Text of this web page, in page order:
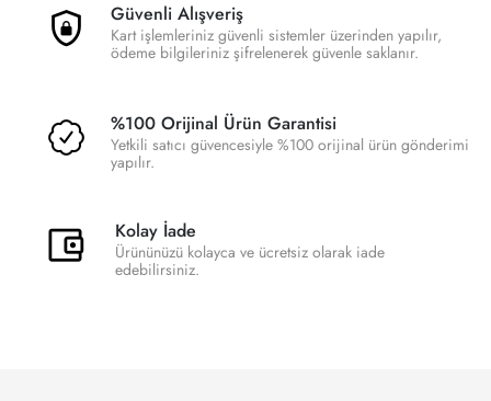
Güvenli Alışveriş
Kart işlemleriniz güvenli sistemler üzerinden yapılır,
ödeme bilgileriniz şifrelenerek güvenle saklanır.
%100 Orijinal Ürün Garantisi
Yetkili satıcı güvencesiyle %100 orijinal ürün gönderimi
yapılır.
Kolay İade
Ürününüzü kolayca ve ücretsiz olarak iade
edebilirsiniz.